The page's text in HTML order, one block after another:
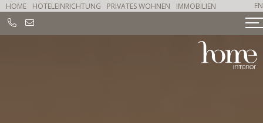
HOME HOTELEINRICHTUNG PRIVATES WOHNEN IMMOBILIEN EN